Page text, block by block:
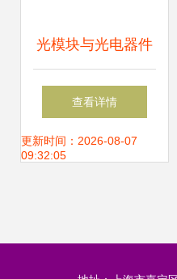
光模块与光电器件
构筑现代光通信的
基石
查看详情
更新时间：2026-08-07
09:32:05